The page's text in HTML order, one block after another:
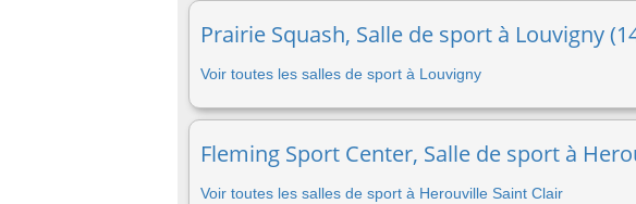
Prairie Squash, Salle de sport à Louvigny
Voir toutes les salles de sport à Louvigny
Fleming Sport Center, Salle de sport à
Voir toutes les salles de sport à Herouville Saint Clair